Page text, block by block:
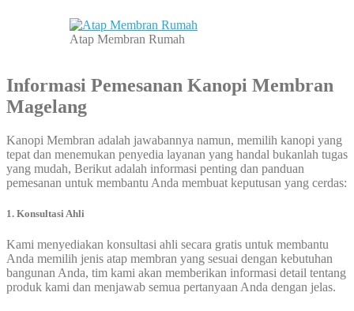
Atap Membran Rumah
Informasi Pemesanan Kanopi Membran
Magelang
Kanopi Membran adalah jawabannya namun, memilih kanopi yang
tepat dan menemukan penyedia layanan yang handal bukanlah tugas
yang mudah, Berikut adalah informasi penting dan panduan
pemesanan untuk membantu Anda membuat keputusan yang cerdas:
1. Konsultasi Ahli
Kami menyediakan konsultasi ahli secara gratis untuk membantu
Anda memilih jenis atap membran yang sesuai dengan kebutuhan
bangunan Anda, tim kami akan memberikan informasi detail tentang
produk kami dan menjawab semua pertanyaan Anda dengan jelas.